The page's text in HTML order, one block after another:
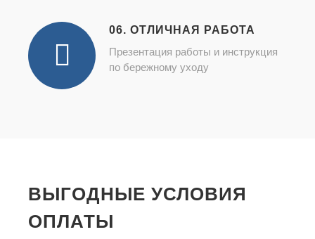
06. ОТЛИЧНАЯ РАБОТА
Презентация работы и инструкция
по бережному уходу
ВЫГОДНЫЕ УСЛОВИЯ
ОПЛАТЫ